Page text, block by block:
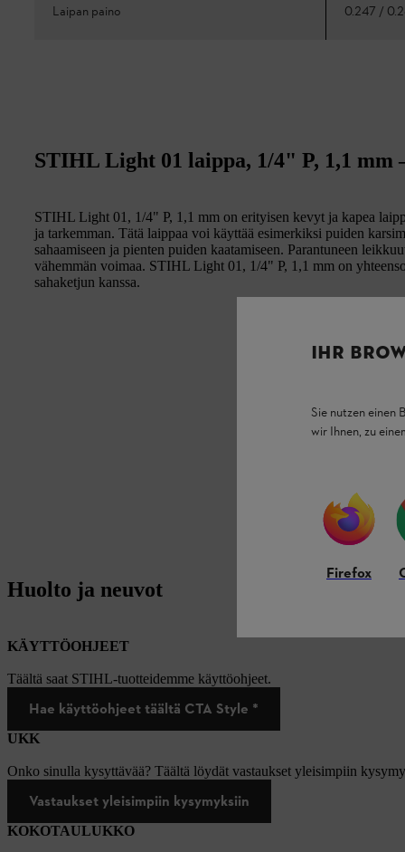
Laipan paino 0.247 /
STIHL Light 01 laippa, 1/4" P, 1,1 mm
STIHL Light 01, 1/4" P, 1,1 mm on erityisen kevyt ja kapea
ja tarkemman. Tätä laippaa voi käyttää esimerkiksi puiden
sahaamiseen ja pienten puiden kaatamiseen. Parantuneen
vähemmän voimaa. STIHL Light 01, 1/4" P, 1,1 mm on
sahaketjun kanssa.
Huolto ja neuvot
KÄYTTÖOHJEET
Täältä saat STIHL-tuotteidemme käyttöohjeet.
Hae käyttöohjeet täältä CTA Style *
UKK
Onko sinulla kysyttävää? Täältä löydät vastaukset yleisimpiin
Vastaukset yleisimpiin kysymyksiin
KOKOTAULUKKO
IHR
Sie nutzen einen
wir Ihnen, zu
Firefox